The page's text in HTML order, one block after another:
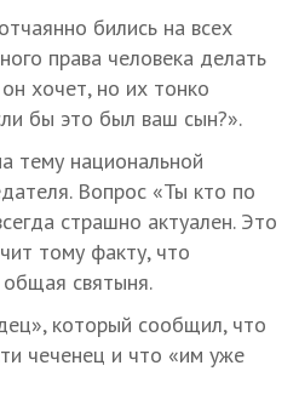
бились на всех
права человека делать
хочет, но их тонко
бы это был ваш сын?».
тему национальной
Вопрос «Ты кто по
страшно актуален. Это
тому факту, что
святыня.
который сообщил, что
чеченец и что «им уже